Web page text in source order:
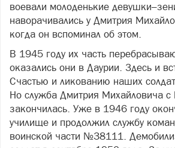
воевали молоденькие
наворачивались у Дмитрия
когда он вспоминал об этом.
В 1945 году их часть
оказались они в Даурии. Здесь и
Счастью и ликованию наших
Но служба Дмитрия Михайловича с
закончилась. Уже в 1946 году
училище и продолжил службу
воинской части №38111.